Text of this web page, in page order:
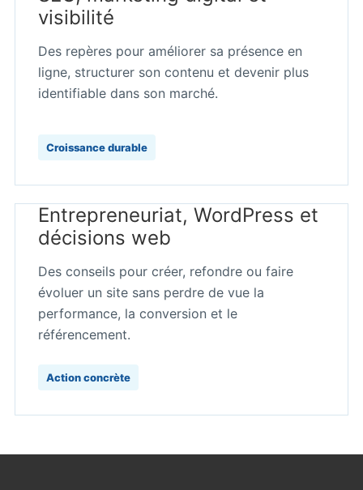
visibilité
Des repères pour améliorer sa présence en
ligne, structurer son contenu et devenir plus
identifiable dans son marché.
Croissance durable
Entrepreneuriat, WordPress et
décisions web
Des conseils pour créer, refondre ou faire
évoluer un site sans perdre de vue la
performance, la conversion et le
référencement.
Action concrète